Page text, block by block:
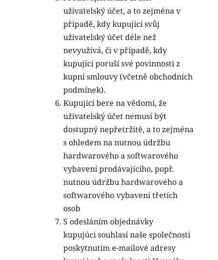
uživatelský účet, a to zejména v
případě, kdy kupující svůj
uživatelský účet déle než
nevyužívá, či v případě, kdy
kupující poruší své povinnosti z
kupní smlouvy (včetně obchodních
podmínek).
Kupující bere na vědomí, že
uživatelský účet nemusí být
dostupný nepřetržitě, a to zejména
s ohledem na nutnou údržbu
hardwarového a softwarového
vybavení prodávajícího, popř.
nutnou údržbu hardwarového a
softwarového vybavení třetích
osob
S odesláním objednávky
kupujúci souhlasí naše společnosti
poskytnutím e-mailové adresy